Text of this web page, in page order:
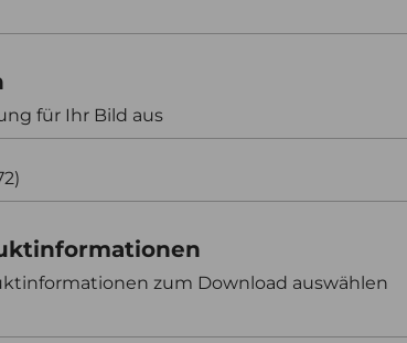
für Ihr Bild aus
zum Download auswählen